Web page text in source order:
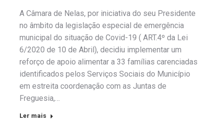
A Câmara de Nelas, por iniciativa do seu Presidente
no âmbito da legislação especial de emergência
municipal do situação de Covid-19 ( ART.4º da Lei
6/2020 de 10 de Abril), decidiu implementar um
reforço de apoio alimentar a 33 famílias carenciadas
identificados pelos Serviços Sociais do Município
em estreita coordenação com as Juntas de
Freguesia,…
Ler mais